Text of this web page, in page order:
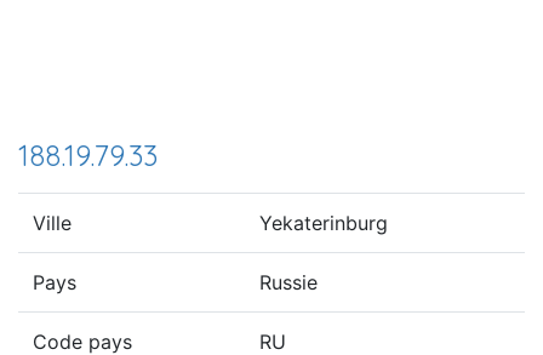
188.19.79.33
Ville Yekaterinburg
Pays Russie
Code pays RU